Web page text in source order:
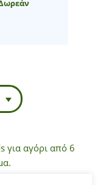
για αγόρι από 6